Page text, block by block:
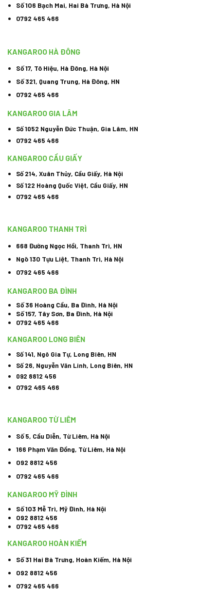
Số 106 Bạch Mai, Hai Bà Trưng, Hà Nội
0792 465 466
KANGAROO HÀ ĐÔNG
Số 17, Tô Hiệu, Hà Đông, Hà Nội
Số 321, Quang Trung, Hà Đông, HN
0792 465 466
KANGAROO GIA LÂM
Số 1052 Nguyễn Đức Thuận, Gia Lâm, HN
0792 465 466
KANGAROO CẦU GIẤY
Số 214, Xuân Thủy, Cầu Giấy, Hà Nội
Số 122 Hoàng Quốc Việt, Cầu Giấy, HN
0792 465 466
KANGAROO THANH TRÌ
668 Đường Ngọc Hồi, Thanh Trì, HN
Ngõ 130 Tựu Liệt, Thanh Trì, Hà Nội
0792 465 466
KANGAROO BA ĐÌNH
Số 36 Hoàng Cầu, Ba Đình, Hà Nội
Số 157, Tây Sơn, Ba Đình, Hà Nội
0792 465 466
KANGAROO LONG BIÊN
Số 141, Ngô Gia Tự, Long Biên, HN
Số 26, Nguyễn Văn Linh, Long Biên, HN
092 8812 456
0792 465 466
KANGAROO TỪ LIÊM
Số 5, Cầu Diễn, Từ Liêm, Hà Nội
166 Phạm Văn Đồng, Từ Liêm, Hà Nội
092 8812 456
0792 465 466
KANGAROO MỸ ĐÌNH
Số 103 Mễ Trì, Mỹ Đình, Hà Nội
092 8812 456
0792 465 466
KANGAROO HOÀN KIẾM
Số 31 Hai Bà Trưng, Hoàn Kiếm, Hà Nội
092 8812 456
0792 465 466